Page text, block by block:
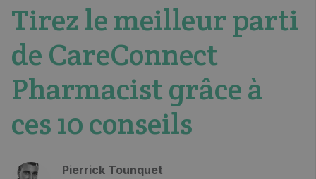
Tirez le meilleur parti
de CareConnect
Pharmacist grâce à
ces 10 conseils
Pierrick Tounquet